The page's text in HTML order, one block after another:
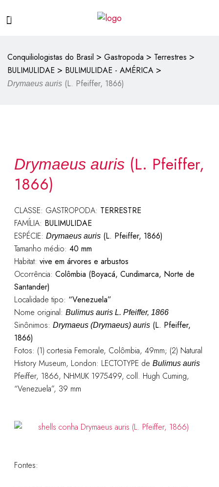
Conquiliologistas do Brasil > Gastropoda > Terrestres >
BULIMULIDAE > BULIMULIDAE - AMÉRICA >
Drymaeus auris (L. Pfeiffer, 1866)
Drymaeus auris(L. Pfeiffer,
1866)
CLASSE: GASTROPODA: TERRESTRE
FAMÍLIA: BULIMULIDAE
ESPÉCIE: Drymaeus auris(L. Pfeiffer, 1866)
Tamanho médio: 40 mm
Habitat: vive em árvores e arbustos
Ocorrência: Colômbia (Boyacá, Cundimarca, Norte de
Santander)
Localidade tipo: “Venezuela”
Nome original: Bulimus auris L. Pfeiffer, 1866
Sinônimos: Drymaeus (Drymaeus) auris(L. Pfeiffer,
1866)
Fotos: (1) cortesia Femorale, Colômbia, 49mm; (2) Natural
History Museum, London: LECTOTYPE de Bulimus auris
Pfeiffer, 1866, NHMUK 1975499, coll. Hugh Cuming,
“Venezuela”, 39 mm
Fontes: